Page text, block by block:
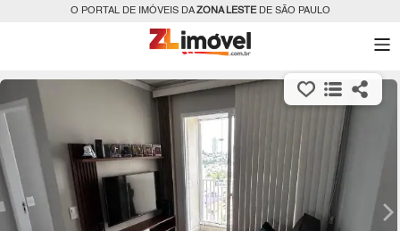
O PORTAL DE IMÓVEIS DAZONA LESTEDE SÃO PAULO